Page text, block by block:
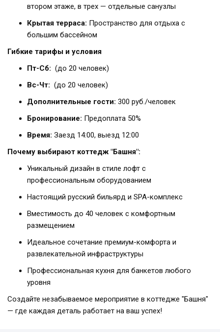
втором этаже, в трех — отдельные санузлы
Крытая терраса: Пространство для отдыха с
большим бассейном
Гибкие тарифы и условия
Пт-Сб: (до 20 человек)
Вс-Чт: (до 20 человек)
Дополнительные гости: 300 руб./человек
Бронирование: Предоплата 50%
Время: Заезд 14:00, выезд 12:00
Почему выбирают коттедж "Башня":
Уникальный дизайн в стиле лофт с
профессиональным оборудованием
Настоящий русский бильярд и SPA-комплекс
Вместимость до 40 человек с комфортным
размещением
Идеальное сочетание премиум-комфорта и
развлекательной инфраструктуры
Профессиональная кухня для банкетов любого
уровня
Создайте незабываемое мероприятие в коттедже "Башня"
— где каждая деталь работает на ваш успех!